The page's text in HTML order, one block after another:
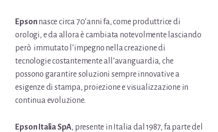
Epsonnasce circa 70’anni fa, come produttrice di
orologi, e da allora è cambiata notevolmente lasciando
però immutato l’impegno nella creazione di
tecnologie costantemente all’avanguardia, che
possono garantire soluzioni sempre innovative a
esigenze di stampa, proiezione e visualizzazione in
continua evoluzione.
Epson Italia SpA, presente in Italia dal 1987, fa parte del